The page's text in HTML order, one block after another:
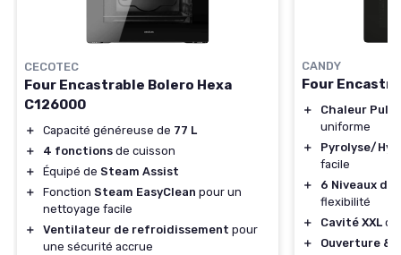
CECOTEC
Four Encastrable Bolero Hexa
C126000
＋ Capacité généreuse de 77 L
＋
4 fonctions de cuisson
＋
Équipé de Steam Assist
＋
Fonction Steam EasyClean pour un
nettoyage facile
＋
Ventilateur de refroidissement pour
une sécurité accrue
CANDY
Four
＋
Chaleur
uniforme
＋
Pyrolyse/
facile
＋
6 Niveaux de
flexibilité
＋
Cavité XXL de
＋
Ouverture &